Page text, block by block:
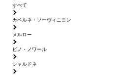
すべて
カベルネ・ソーヴィニヨン
メルロー
ピノ・ノワール
シャルドネ